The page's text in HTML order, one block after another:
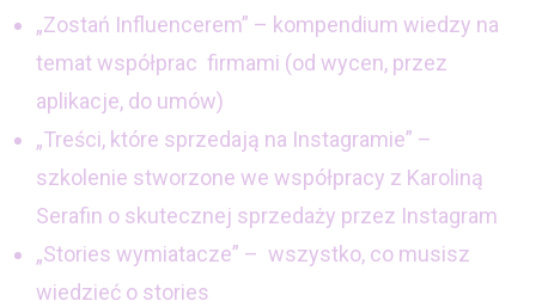
„Zostań Influencerem” – kompendium wiedzy na
temat współprac firmami (od wycen, przez
aplikacje, do umów)
„Treści, które sprzedają na Instagramie” –
szkolenie stworzone we współpracy z Karoliną
Serafin o skutecznej sprzedaży przez Instagram
„Stories wymiatacze” – wszystko, co musisz
wiedzieć o stories